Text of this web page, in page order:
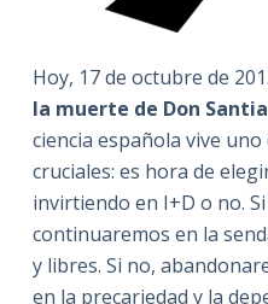
Hoy, 17 de octubre de
la muerte de Don
ciencia española vive
cruciales: es hora de
invirtiendo en I+D o no.
continuaremos en la
y libres. Si no,
en la precariedad y la